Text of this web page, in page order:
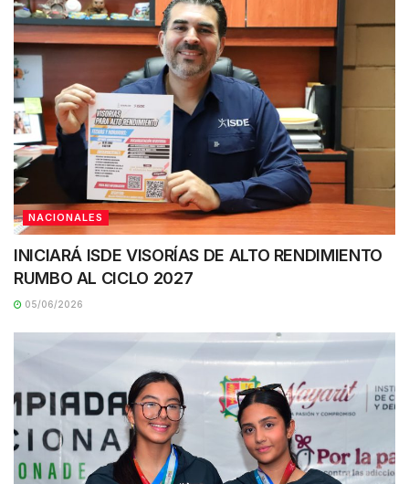
NACIONALES
INICIARÁ ISDE VISORÍAS DE ALTO RENDIMIENTO
RUMBO AL CICLO 2027
05/06/2026